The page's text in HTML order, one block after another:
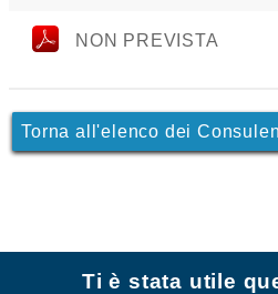
NON PREVISTA
Torna all'elenco dei
Ti è stata utile